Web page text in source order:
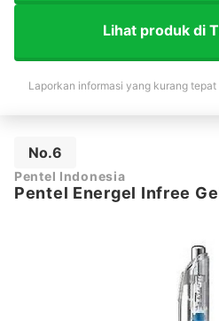
Lihat produk di
Laporkan informasi yang kurang tepat
No.6
Pentel Indonesia
Pentel Energel Infree